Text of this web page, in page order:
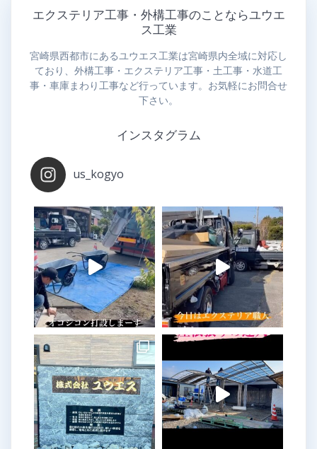
エクステリア工事・外構工事のことならユウエ
ス工業
宮崎県西都市にあるユウエス工業は宮崎県内全域に対応し
ており、外構工事・エクステリア工事・土工事・水道工
事・車庫まわり工事など行っています。お気軽にお問合せ
下さい。
インスタグラム
us_kogyo